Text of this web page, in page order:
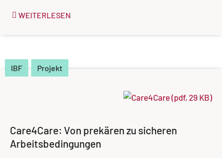
WEITERLESEN
IBF Projekt
Care4Care: Von prekären zu sicheren
Arbeitsbedingungen